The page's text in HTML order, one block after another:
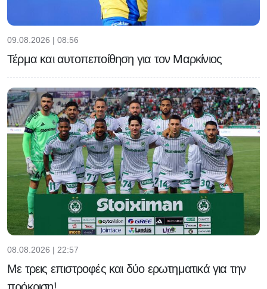
09.08.2026 | 08:56
Τέρμα και αυτοπεποίθηση για τον Μαρκίνιος
08.08.2026 | 22:57
Με τρεις επιστροφές και δύο ερωτηματικά για την